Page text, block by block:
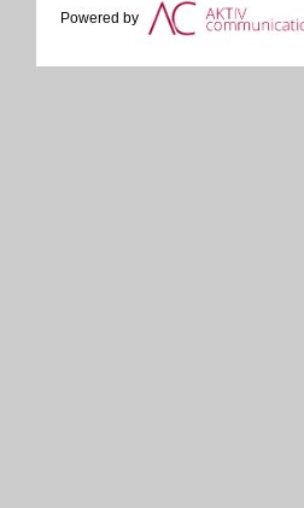
Powered by